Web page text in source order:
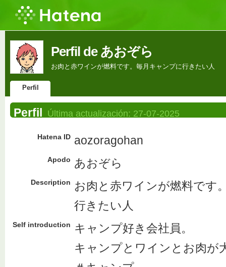
Perfil de あおぞら
お肉と赤ワインが燃料です。毎月キャンプに行きたい人
Perfil
Perfil Última actualización: 27-07-2025
Hatena ID aozoragohan
Apodo あおぞら
Description お肉と赤ワインが燃料です
行きたい人
Self introduction
キャンプ好き会社員。
キャンプとワインとお肉が